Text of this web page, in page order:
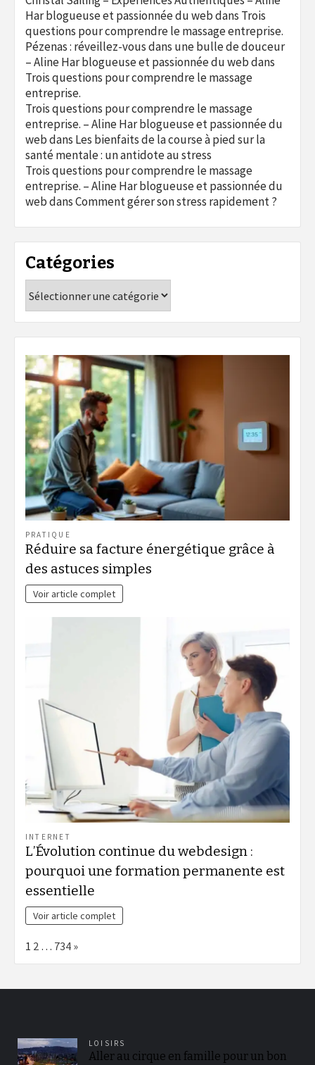
Har blogueuse et passionnée du webdans Trois
questions pour comprendre le massage entreprise.
Pézenas : réveillez-vous dans une bulle de douceur
– Aline Har blogueuse et passionnée du webdans
Trois questions pour comprendre le massage
entreprise.
Trois questions pour comprendre le massage
entreprise. – Aline Har blogueuse et passionnée du
webdans Les bienfaits de la course à pied sur la
santé mentale : un antidote au stress
Trois questions pour comprendre le massage
entreprise. – Aline Har blogueuse et passionnée du
webdansComment gérer son stress rapidement ?
Catégories
PRATIQUE
Réduire sa facture énergétique grâce à
des astuces simples
Voir article complet
INTERNET
L’Évolution continue du webdesign :
pourquoi une formation permanente est
essentielle
Voir article complet
Page:
1 2 … 734 Next
»
LOISIRS
Aller au cirque en famille pour un bon